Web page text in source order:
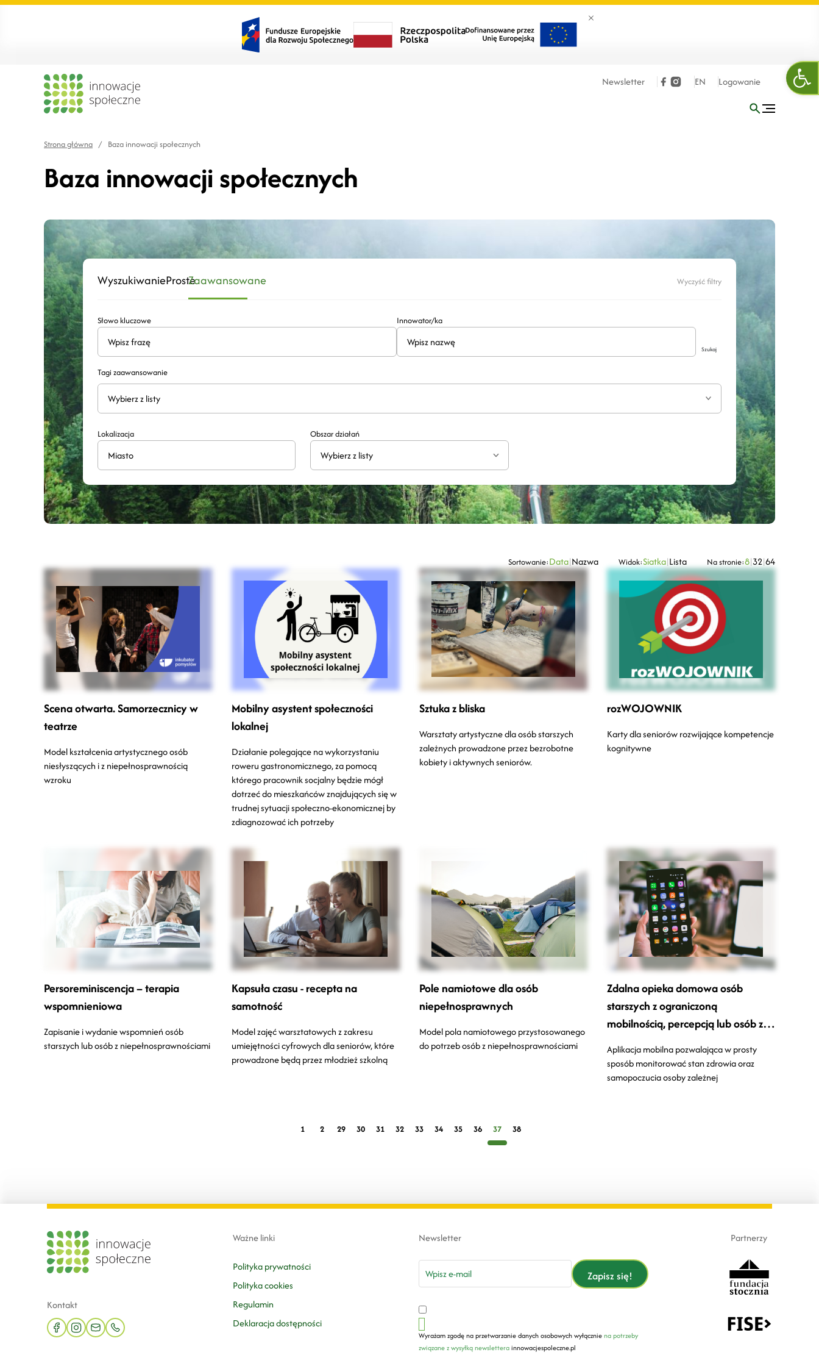
Zamknij banner
Newsletter EN Logowanie
Strona główna / Baza innowacji społecznych
Baza innowacji społecznych
WyszukiwanieProsteZaawansowane Wyczyść filtry
Słowo kluczowe Innowator/ka
Szukaj
Tagi zaawansowanie
Wyszukaj Rozwiń
Lokalizacja Obszar działań
Wybierz z listy
Sortowanie:Data|Nazwa Widok:Siatka|Lista Na stronie:8|32|64
Scena otwarta. Samorzecznicy w
teatrze
Model kształcenia artystycznego osób
niesłyszących i z niepełnosprawnością
wzroku
Mobilny asystent społeczności
lokalnej
Działanie polegające na wykorzystaniu
roweru gastronomicznego, za pomocą
którego pracownik socjalny będzie mógł
dotrzeć do mieszkańców znajdujących się w
trudnej sytuacji społeczno-ekonomicznej by
zdiagnozować ich potrzeby
Sztuka z bliska
Warsztaty artystyczne dla osób starszych
zależnych prowadzone przez bezrobotne
kobiety i aktywnych seniorów.
rozWOJOWNIK
Karty dla seniorów rozwijające kompetencje
kognitywne
Persoreminiscencja – terapia
wspomnieniowa
Zapisanie i wydanie wspomnień osób
starszych lub osób z niepełnosprawnościami
Kapsuła czasu - recepta na
samotność
Model zajęć warsztatowych z zakresu
umiejętności cyfrowych dla seniorów, które
prowadzone będą przez młodzież szkolną
Pole namiotowe dla osób
niepełnosprawnych
Model pola namiotowego przystosowanego
do potrzeb osób z niepełnosprawnościami
Zdalna opieka domowa osób
starszych z ograniczoną
mobilnością, percepcją lub osób z
pozostających w domu
Aplikacja mobilna pozwalająca w prosty
sposób monitorować stan zdrowia oraz
samopoczucia osoby zależnej
1 2 29 30 31 32 33 34 35 36 37 38
Kontakt
facebookinstagram
mail phone
Ważne linki
Polityka prywatności
Polityka cookies
Regulamin
Deklaracja dostępności
Newsletter
Zapisz się!
Wyrażam zgodę na przetwarzanie danych osobowych wyłączniena potrzeby
związane z wysyłką newsletterainnowacjespoleczne.pl
Partnerzy